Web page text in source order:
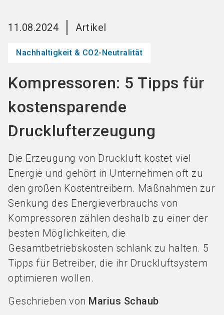
werden
11.08.2024 Artikel
Nachhaltigkeit & CO2-Neutralität
Kompressoren: 5 Tipps für
kostensparende
Drucklufterzeugung
Die Erzeugung von Druckluft kostet viel
Energie und gehört in Unternehmen oft zu
den großen Kostentreibern. Maßnahmen zur
Senkung des Energieverbrauchs von
Kompressoren zählen deshalb zu einer der
besten Möglichkeiten, die
Gesamtbetriebskosten schlank zu halten. 5
Tipps für Betreiber, die ihr Druckluftsystem
optimieren wollen.
Geschrieben von Marius Schaub